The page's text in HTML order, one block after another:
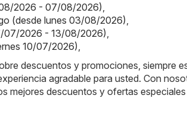
2026 - 07/08/2026)
(desde lunes 03/08/2026)
07/2026 - 13/08/2026)
10/07/2026)
descuentos y promociones, siempre
agradable para usted. Con
mejores descuentos y ofertas